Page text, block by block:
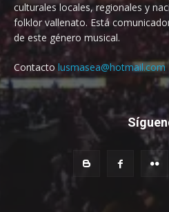
culturales locales, regionales y
folklor vallenato. Está
de este género musical.
Contacto lusmasea@hotmail.com